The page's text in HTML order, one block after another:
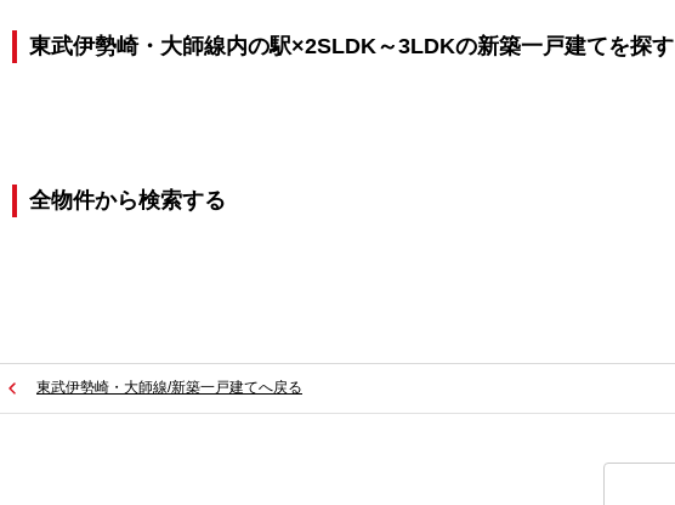
東武伊勢崎・大師線内の駅×2SLDK～3LDKの新築一戸建てを探す
全物件から検索する
東武伊勢崎・大師線/新築一戸建てへ戻る